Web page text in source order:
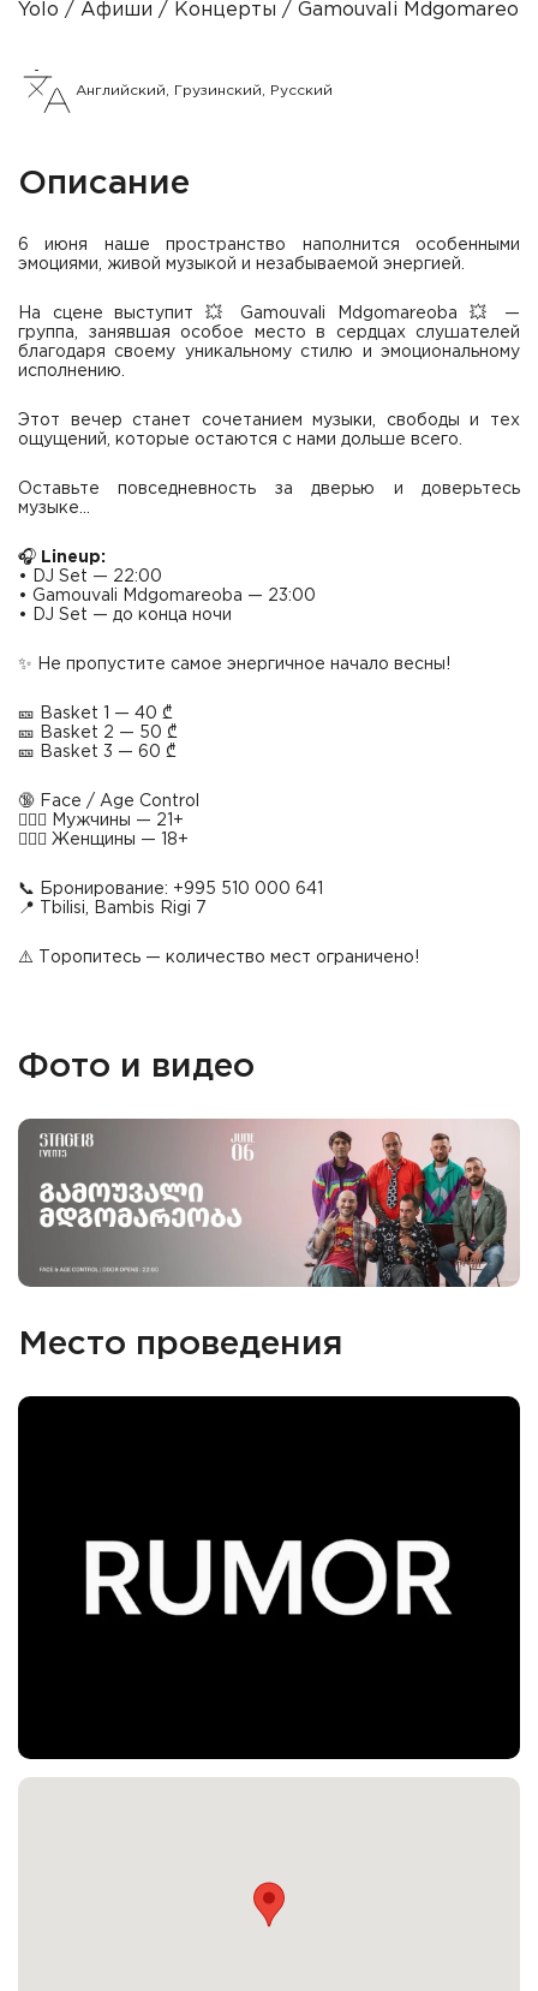
Yolo Афиши Концерты Gamouvali
Английский, Грузинский, Русский
Описание
6 июня наше пространство наполнится особенными
эмоциями, живой музыкой и незабываемой энергией.
На сцене выступит 💥 Gamouvali Mdgomareoba 💥 —
группа, занявшая особое место в сердцах слушателей
благодаря своему уникальному стилю и эмоциональному
исполнению.
Этот вечер станет сочетанием музыки, свободы и тех
ощущений, которые остаются с нами дольше всего.
Оставьте повседневность за дверью и доверьтесь
музыке…
🎧 Lineup:
• DJ Set — 22:00
• Gamouvali Mdgomareoba — 23:00
• DJ Set — до конца ночи
✨ Не пропустите самое энергичное начало весны!
🎫 Basket 1 — 40 ₾
🎫 Basket 2 — 50 ₾
🎫 Basket 3 — 60 ₾
🔞 Face / Age Control
👱🏻‍♂️ Мужчины — 21+
👱🏼‍♀️ Женщины — 18+
📞 Бронирование: +995 510 000 641
📍 Tbilisi, Bambis Rigi 7
⚠️ Торопитесь — количество мест ограничено!
Фото и видео
Место проведения